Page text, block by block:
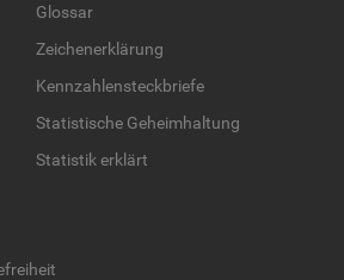
Glos­sar
Zei­chen­er­klä­rung
Kenn­zah­len­steck­brie­fe
Sta­tis­ti­sche Ge­heim­hal­tung
Sta­tis­tik er­klärt